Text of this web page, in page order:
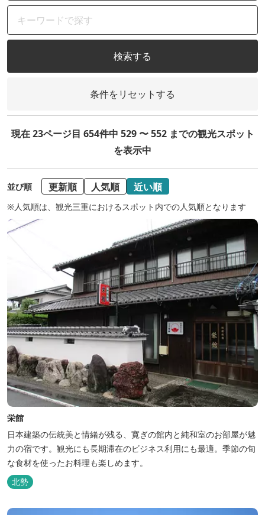
検索する
条件をリセットする
現在 23ページ目 654件中 529 〜 552 までの観光スポット
を表示中
並び順 更新順 人気順 近い順
※人気順は、観光三重におけるスポット内での人気順となります
栄館
日本建築の伝統美と情緒が残る、寛ぎの館内と純和室のお部屋が魅
力の宿です。観光にも長期滞在のビジネス利用にも最適。季節の旬
な食材を使ったお料理も楽しめます。
北勢